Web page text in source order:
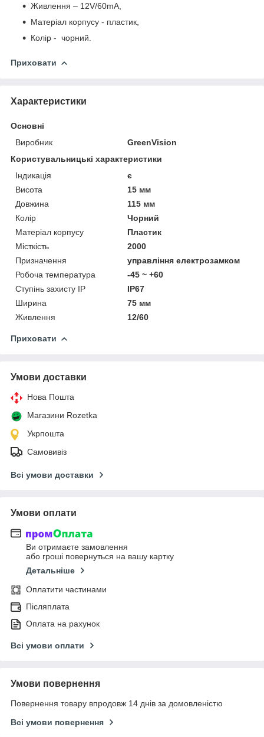
Живлення – 12V/60mA,
Матеріал корпусу - пластик,
Колір - чорний.
Приховати
Характеристики
Основні
Виробник
GreenVision
Користувальницькі характеристики
Індикація
є
Висота
15 мм
Довжина
115 мм
Колір
Чорний
Матеріал корпусу
Пластик
Місткість
2000
Призначення
управління електрозамком
Робоча температура
-45 ~ +60
Ступінь захисту IP
IP67
Ширина
75 мм
Живлення
12/60
Приховати
Умови доставки
Нова Пошта
Магазини Rozetka
Укрпошта
Самовивіз
Всі умови доставки
Умови оплати
Ви отримаєте замовлення
або гроші повернуться на вашу картку
Детальніше
Оплатити частинами
Післяплата
Оплата на рахунок
Всі умови оплати
Умови повернення
Повернення товару впродовж 14 днів за домовленістю
Всі умови повернення